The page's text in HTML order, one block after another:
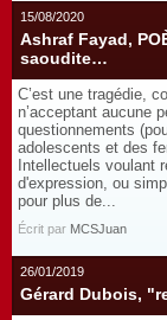
15/08/2020
Ashraf Fayad,
saoudite…
C’est une tragédie,
n’acceptant aucune
questionnements
adolescents et des
Intellectuels voulant
d'expression, ou
pour plus de...
Écrit par MCSJuan
26/01/2019
Gérard Dubois,